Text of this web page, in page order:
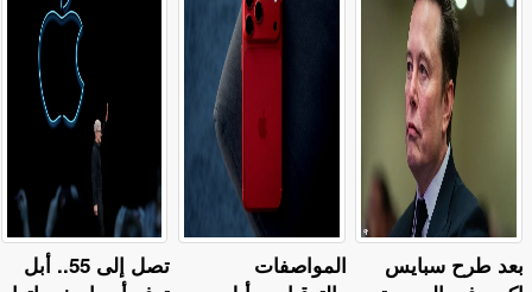
تصل إلى 55.. أبل
المواصفات
بعد طرح سبايس